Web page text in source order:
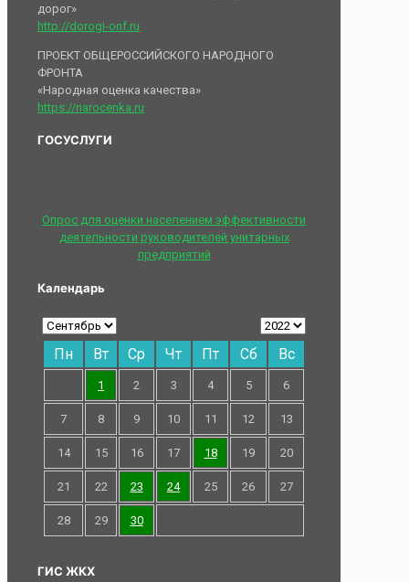
дорог»
http://dorogi-onf.ru
ПРОЕКТ ОБЩЕРОССИЙСКОГО НАРОДНОГО
ФРОНТА
«Народная оценка качества»
https://narocenka.ru
ГОСУСЛУГИ
Опрос для оценки населением эффективности
деятельности руководителей унитарных
предприятий
Календарь
Пн Вт Ср Чт Пт Сб Вс
1 2 3 4 5 6
7 8 9 10 11 12 13
14 15 16 17 18 19 20
21 22 23 24 25 26 27
28 29 30
ГИС ЖКХ